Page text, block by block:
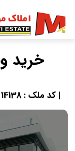
خرید
| کد ملک : 14138